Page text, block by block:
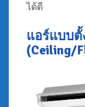
ได้ดี
แอร์แบบ
(Ceiling/